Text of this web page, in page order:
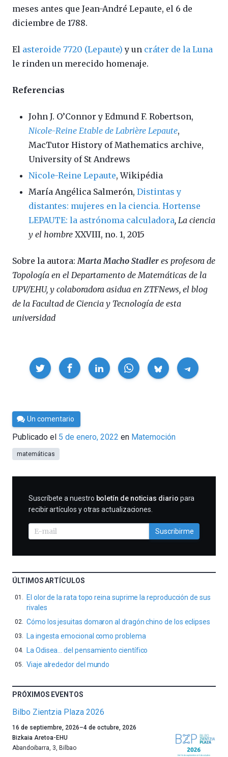
meses antes que Jean-André Lepaute, el 6 de
diciembre de 1788.
El asteroide 7720 (Lepaute) y un cráter de la Luna
le rinden un merecido homenaje.
Referencias
John J. O’Connor y Edmund F. Robertson,
Nicole-Reine Etable de Labrière Lepaute,
MacTutor History of Mathematics archive,
University of St Andrews
Nicole-Reine Lepaute, Wikipédia
María Angélica Salmerón, Distintas y
distantes: mujeres en la ciencia. Hortense
LEPAUTE: la astrónoma calculadora, La ciencia
y el hombre XXVIII, no. 1, 2015
Sobre la autora: Marta Macho Stadler es profesora de
Topología en el Departamento de Matemáticas de la
UPV/EHU, y colaboradora asidua en ZTFNews, el blog
de la Facultad de Ciencia y Tecnología de esta
universidad
Compartir
Por
César
Tomé
Un comentario
Publicado el 5 de enero, 2022 en Matemoción
matemáticas
SUSCRIBIRME
Suscríbete a nuestro boletín de noticias diario para
recibir artículos y otras actualizaciones.
Suscribirme
ÚLTIMOS ARTÍCULOS
El olor de la rata topo reina suprime la reproducción de sus
rivales
Cómo los jesuitas domaron al dragón chino de los eclipses
La ingesta emocional como problema
La Odisea… del pensamiento científico
Viaje alrededor del mundo
PRÓXIMOS EVENTOS
Bilbo Zientzia Plaza 2026
Un
año
más,
16 de septiembre, 2026–4 de octubre, 2026
Bizkaia Aretoa-EHU
Abandoibarra, 3, Bilbao